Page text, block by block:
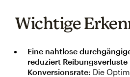
Wichtige
Eine nahtlose
reduziert
Konversionsrate: Die